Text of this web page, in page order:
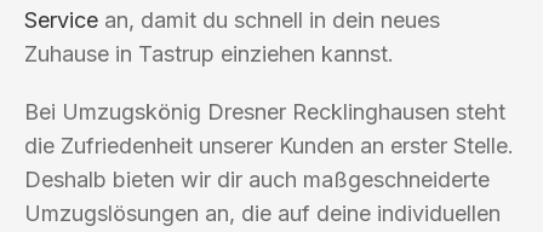
Service an, damit du schnell in dein neues
Zuhause in Tastrup einziehen kannst.
Bei Umzugskönig Dresner Recklinghausen steht
die Zufriedenheit unserer Kunden an erster Stelle.
Deshalb bieten wir dir auch maßgeschneiderte
Umzugslösungen an, die auf deine individuellen